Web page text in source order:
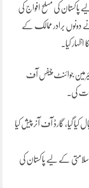
پاکستان کی مسلح افواج کی
دونوں برادر ممالک کے
کیا۔
جوائنٹ چیفس آف
کی۔
کیا گیا، گارڈ آف آنر پیش کیا
سلامتی کے لیے پاکستان کی